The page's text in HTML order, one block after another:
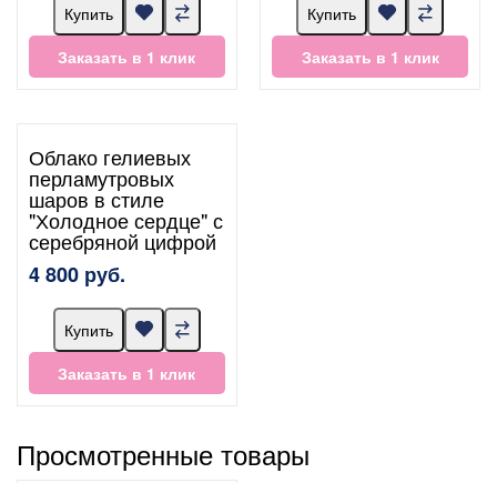
Купить
Заказать в 1 клик
Купить
Заказать в 1 клик
Облако гелиевых
перламутровых
шаров в стиле
"Холодное сердце" с
серебряной цифрой
4 800 руб.
Купить
Заказать в 1 клик
Просмотренные товары